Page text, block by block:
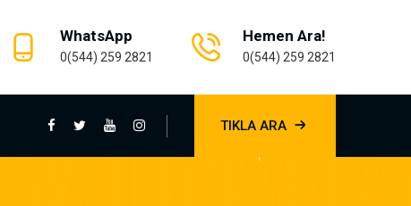
WhatsApp
0(544) 259 2821
Hemen Ara!
0(544) 259 2821
TIKLA ARA